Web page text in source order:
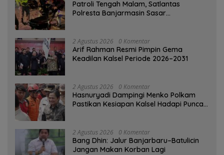
Patroli Tengah Malam, Satlantas
Polresta Banjarmasin Sasar
2 Agustus 2026 0 Komentar
Arif Rahman Resmi Pimpin Gema
Keadilan Kalsel Periode 2026–2031
2 Agustus 2026 0 Komentar
Hasnuryadi Dampingi Menko Polkam
Pastikan Kesiapan Kalsel Hadapi Puncak
2 Agustus 2026 0 Komentar
Bang Dhin: Jalur Banjarbaru–Batulicin
Jangan Makan Korban Lagi